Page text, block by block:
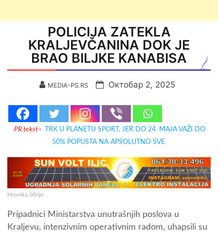
POLICIJA ZATEKLA
KRALJEVČANINA DOK JE
BRAO BILJKE KANABISA
MEDIA-PS.RS Октобар 2, 2025
PR tekst–
TRK U PLANETU SPORT, JER DO 24. MAJA VAŽI DO
50% POPUSTA NA APSOLUTNO SVE
Hronika Srbije
Pripadnici Ministarstva unutrašnjih poslova u
Kraljevu, intenzivnim operativnim radom, uhapsili su